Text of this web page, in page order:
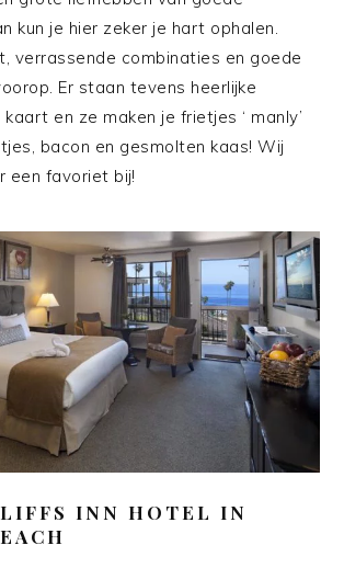
kun je hier zeker je hart ophalen.
verrassende combinaties en goede
Er staan tevens heerlijke
en ze maken je frietjes ‘ manly’
bacon en gesmolten kaas! Wij
een favoriet bij!
INN HOTEL IN